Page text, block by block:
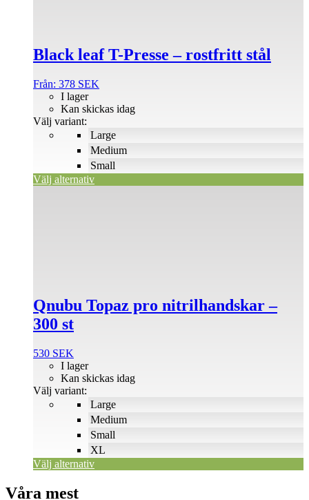
Black leaf T-Presse – rostfritt stål
Från: 378 SEK
Large
Medium
Small
I lager
Kan skickas idag
Välj variant:
Välj alternativ
kan
väljas
produktsidan
Qnubu Topaz pro nitrilhandskar –
300 st
530 SEK
Large
Medium
Small
XL
I lager
Kan skickas idag
Välj variant:
Välj alternativ
kan
väljas
på
Våra mest